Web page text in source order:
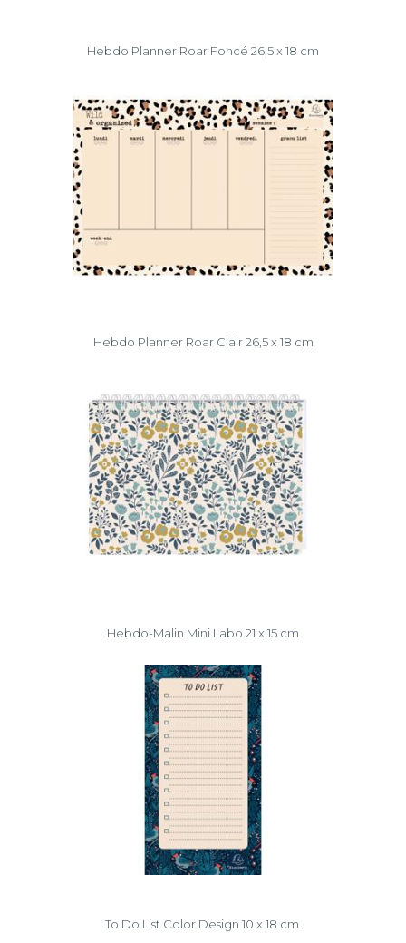
Hebdo Planner Roar Foncé 26,5 x 18 cm
Hebdo Planner Roar Clair 26,5 x 18 cm
Hebdo-Malin Mini Labo 21 x 15 cm
To Do List Color Design 10 x 18 cm.